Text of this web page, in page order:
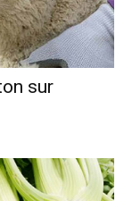
sur